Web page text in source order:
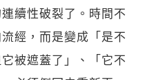
續性破裂了。時間不
經，而是變成「是不
被遮蓋了」、「它不